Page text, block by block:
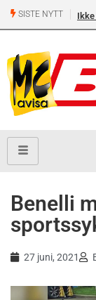
SISTE NYTT
Benelli
27 juni, 2021